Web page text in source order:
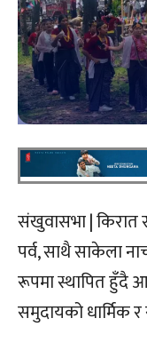
संखुवासभा | किरात
पर्व, साथै साकेला
रूपमा स्थापित हुँदै
समुदायको धार्मिक